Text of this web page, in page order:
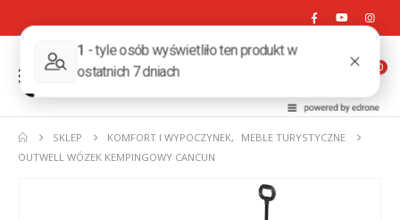
0
SKLEP KOMFORT I WYPOCZYNEK,
MEBLE TURYSTYCZNE
OUTWELL WÓZEK KEMPINGOWY CANCUN